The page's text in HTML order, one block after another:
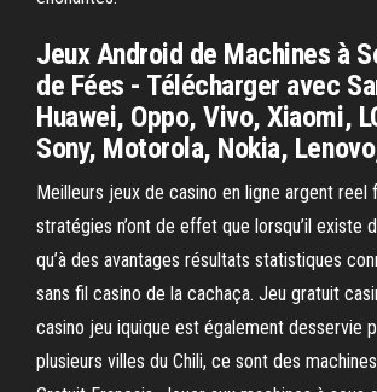
Jeux Android de Machines à
de Fées - Télécharger avec
Huawei, Oppo, Vivo, Xiaomi,
Sony, Motorola, Nokia,
Meilleurs jeux de casino en ligne argent reel
stratégies n’ont de effet que lorsqu’il existe
qu’à des avantages résultats statistiques
sans fil casino de la cachaça. Jeu gratuit
casino jeu iquique est également desservie
plusieurs villes du Chili, ce sont des